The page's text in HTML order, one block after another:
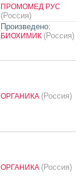
ПРОМОМЕД РУС
(Россия)
Произведено:
БИОХИМИК (Россия)
ОРГАНИКА (Россия)
ОРГАНИКА (Россия)